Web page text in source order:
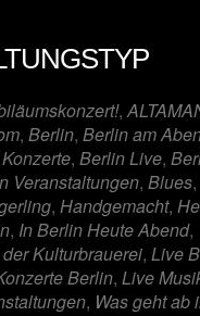
iCalendar
,
, Berlin, Berlin am
, Berlin Live,
Veranstaltungen, Blues,
, Handgemacht,
, In Berlin Heute Abend,
Kulturbrauerei, Live
Berlin, Live
, Was geht ab